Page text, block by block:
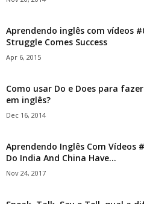
Aprendendo inglês com vídeos
Struggle Comes Success
Apr 6, 2015
Como usar Do e Does para
em inglês?
Dec 16, 2014
Aprendendo Inglês Com Vídeos
Do India And China Have...
Nov 24, 2017